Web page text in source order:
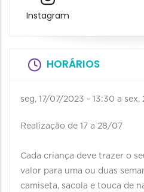
Instagram
HORÁRIOS
seg, 17/07/2023 - 13:30 a sex,
Realização de 17 a 28/07
Cada criança deve trazer o
valor para uma ou duas
camiseta, sacola e touca de